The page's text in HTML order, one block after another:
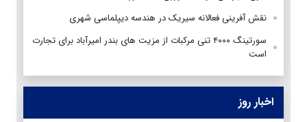
نقش آفرینی فعالانه سیریک در هندسه دیپلماسی شهری
سورتینگ ۴۰۰۰ تنی مرکبات از مزیت های بندر امیرآباد برای تجارت
است
اخبار روز